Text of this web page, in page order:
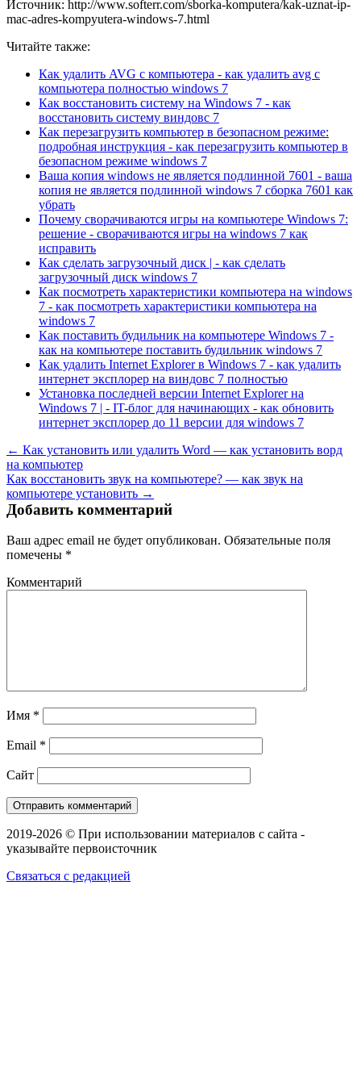
Источник: http://www.softerr.com/sborka-komputera/kak-uznat-ip-
mac-adres-kompyutera-windows-7.html
Читайте также:
Как удалить AVG с компьютера - как удалить avg с
компьютера полностью windows 7
Как восстановить систему на Windows 7 - как
восстановить систему виндовс 7
Как перезагрузить компьютер в безопасном режиме:
подробная инструкция - как перезагрузить компьютер в
безопасном режиме windows 7
Ваша копия windows не является подлинной 7601 - ваша
копия не является подлинной windows 7 сборка 7601 как
убрать
Почему сворачиваются игры на компьютере Windows 7:
решение - сворачиваются игры на windows 7 как
исправить
Как сделать загрузочный диск | - как сделать
загрузочный диск windows 7
Как посмотреть характеристики компьютера на windows
7 - как посмотреть характеристики компьютера на
windows 7
Как поставить будильник на компьютере Windows 7 -
как на компьютере поставить будильник windows 7
Как удалить Internet Explorer в Windows 7 - как удалить
интернет эксплорер на виндовс 7 полностью
Установка последней версии Internet Explorer на
Windows 7 | - IT-блог для начинающих - как обновить
интернет эксплорер до 11 версии для windows 7
← Как установить или удалить Word — как установить ворд
на компьютер
Как восстановить звук на компьютере? — как звук на
компьютере установить →
Добавить комментарий
Ваш адрес email не будет опубликован. Обязательные поля
помечены *
Комментарий
Имя *
Email *
Сайт
2019-2026 © При использовании материалов с сайта -
указывайте первоисточник
Связаться с редакцией